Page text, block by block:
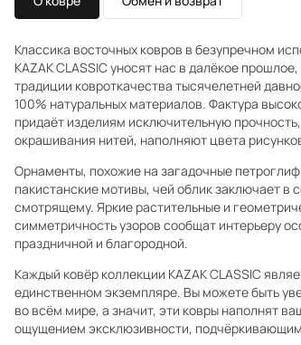
Классика восточных ковров в безупречном
KAZAK CLASSIC уносят нас в далёкое
традиции ковроткачества тысячелетней
100% натуральных материалов. Фактура
придаёт изделиям исключительную
окрашивания нитей, наполняют цвета
Орнаменты, похожие на загадочные
пакистанские мотивы, чей облик заключает в
смотрящему. Яркие растительные и
симметричность узоров сообщат интерьеру
праздничной и благородной.
Каждый ковёр коллекции KAZAK CLASSIC
единственном экземпляре. Вы можете быть
во всём мире, а значит, эти ковры наполнят
ощущением эксклюзивности, подчёркивающим